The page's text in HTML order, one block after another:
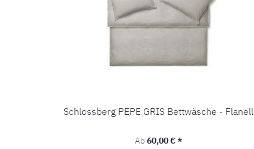
Schlossberg PEPE GRIS Bettwäsche - Flanell
Regulärer Preis:
Ab60,00 € *